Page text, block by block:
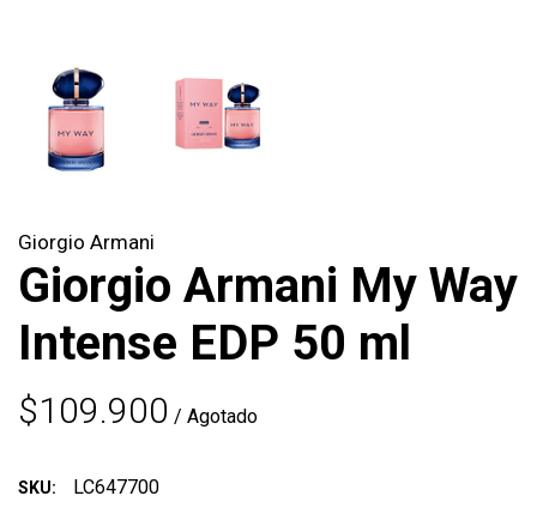
Giorgio Armani
Giorgio Armani My Way
Intense EDP 50 ml
$109.900 / Agotado
SKU: LC647700